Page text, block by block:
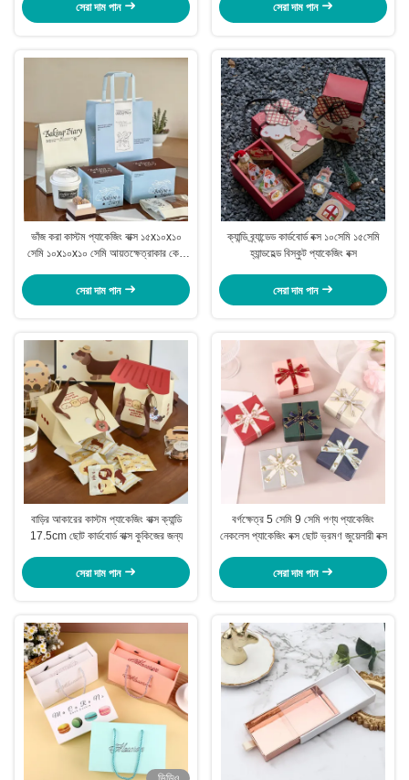
সেরা দাম পান
সেরা দাম পান
ভাঁজ করা কাস্টম প্যাকেজিং বাক্স ১৫x১০x১০
সেমি ১০x১০x১০ সেমি আয়তক্ষেত্রাকার কেক
সেরা দাম পান
ক্যান্ডি ব্র্যান্ডেড কার্ডবোর্ড বক্স ১০সেমি ১৫সেমি
হ্যান্ডহেল্ড বিস্কুট প্যাকেজিং বক্স
সেরা দাম পান
বাড়ির আকারের কাস্টম প্যাকেজিং বাক্স ক্যান্ডি
17.5cm ছোট কার্ডবোর্ড বাক্স কুকিজের জন্য
সেরা দাম পান
বর্গক্ষেত্র 5 সেমি 9 সেমি পণ্য প্যাকেজিং
নেকলেস প্যাকেজিং বক্স ছোট ভ্রমণ জুয়েলারী বক্স
সেরা দাম পান